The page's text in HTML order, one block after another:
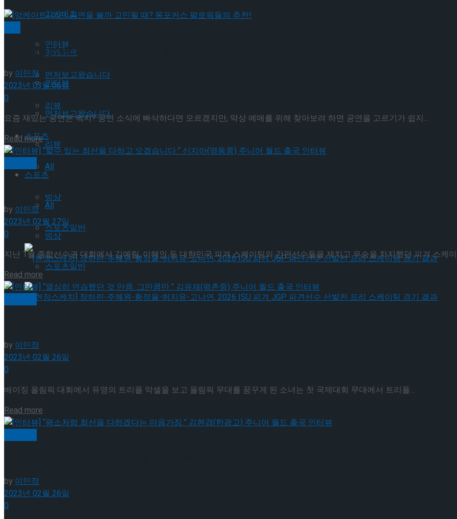
앙케이트
인터뷰
먼저보고왔습니다
리뷰
스포츠
All
빙상
스포츠일반
[현장스케치] 장하린-주혜원-황정율-허지유-고나연, 2026 ISU 피겨 JGP 파견선수 선발전 프리 스
Trending Tags
Trending Tags
앙케이트
인터뷰
먼저보고왔습니다
리뷰
스포츠
All
빙상
스포츠일반
[현장스케치] 이규리-전효은-김지유-박하영, 2026 ISU 피겨 JGP 파견선수 선발전 프리 스케이팅 경
[현장스케치] 김민송-문지원-정수빈-이효원-최진아, 2026 ISU 피겨 JGP 파견선수 선발전 프리 스케
[앙케이트] 어떤 공연을 볼까 고민될 때? 몽포커스 팔로워들의 추천!
by이민정
2023년 03월 06일
0
요즘 재밌는 공연은 뭐지? 공연 소식에 빠삭하다면 모르겠지만, 막상 예매를 위해 찾아보려 하면 공연을 고르기가 쉽지...
Read moreDetails
by이민정
2023년 02월 27일
0
지난 1월 종합선수권 대회에서 김예림, 이해인 등 대한민국 피겨 스케이팅의 간판선수들을 제치고 우승을 차지했던 피겨 스케
Read moreDetails
by이민정
2023년 02월 26일
0
베이징 올림픽 대회에서 유영의 트리플 악셀을 보고 올림픽 무대를 꿈꾸게 된 소녀는 첫 국제대회 무대에서 트리플...
Read more
by 이민정
2023년 02월 26일
0